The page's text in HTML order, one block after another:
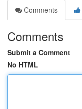
Comments
Comments
Submit a Comment
No HTML